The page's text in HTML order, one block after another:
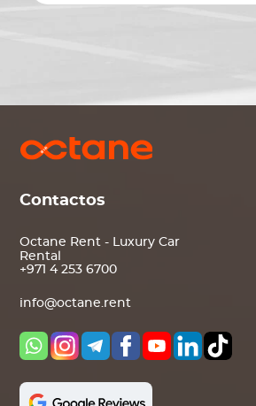
Contactos
Octane Rent - Luxury Car
Rental
+971 4 253 6700
info@octane.rent